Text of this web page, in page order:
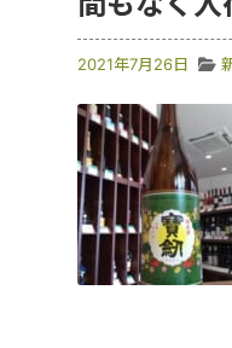
2021年7月26日